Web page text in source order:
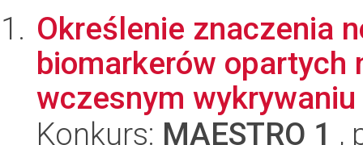
Określenie znaczenia
biomarkerów opartych
wczesnym
Konkurs: MAESTRO 1 ,